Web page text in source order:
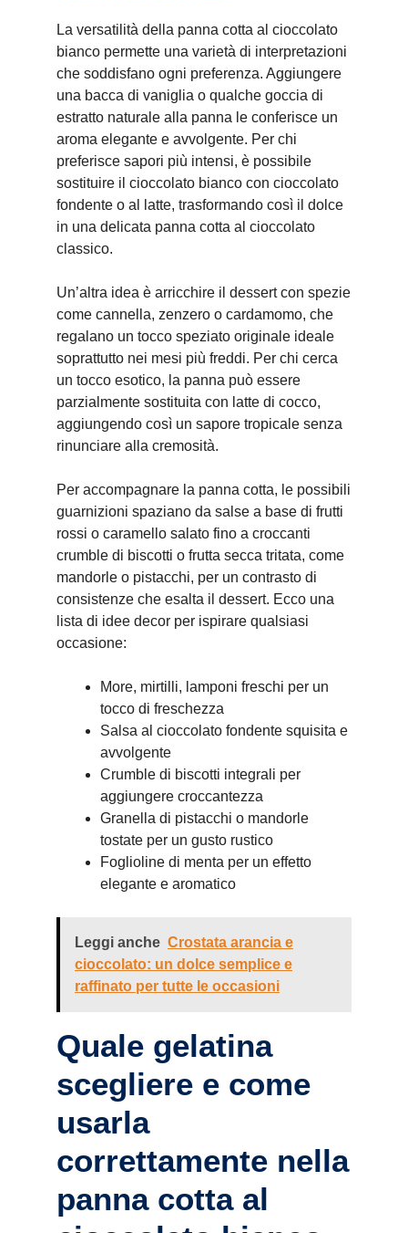
La versatilità della panna cotta al cioccolato
bianco permette una varietà di interpretazioni
che soddisfano ogni preferenza. Aggiungere
una bacca di vaniglia o qualche goccia di
estratto naturale alla panna le conferisce un
aroma elegante e avvolgente. Per chi
preferisce sapori più intensi, è possibile
sostituire il cioccolato bianco con cioccolato
fondente o al latte, trasformando così il dolce
in una delicata panna cotta al cioccolato
classico.
Un’altra idea è arricchire il dessert con spezie
come cannella, zenzero o cardamomo, che
regalano un tocco speziato originale ideale
soprattutto nei mesi più freddi. Per chi cerca
un tocco esotico, la panna può essere
parzialmente sostituita con latte di cocco,
aggiungendo così un sapore tropicale senza
rinunciare alla cremosità.
Per accompagnare la panna cotta, le possibili
guarnizioni spaziano da salse a base di frutti
rossi o caramello salato fino a croccanti
crumble di biscotti o frutta secca tritata, come
mandorle o pistacchi, per un contrasto di
consistenze che esalta il dessert. Ecco una
lista di idee decor per ispirare qualsiasi
occasione:
More, mirtilli, lamponi freschi per un
tocco di freschezza
Salsa al cioccolato fondente squisita e
avvolgente
Crumble di biscotti integrali per
aggiungere croccantezza
Granella di pistacchi o mandorle
tostate per un gusto rustico
Foglioline di menta per un effetto
elegante e aromatico
Leggi anche Crostata arancia e
cioccolato: un dolce semplice e
raffinato per tutte le occasioni
Quale gelatina
scegliere e come
usarla
correttamente nella
panna cotta al